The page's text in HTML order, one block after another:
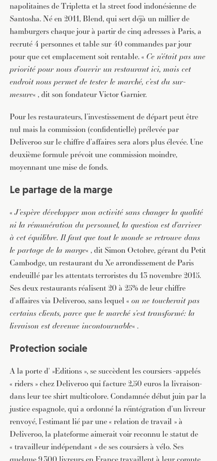
napolitaines de Tripletta et la street food indonésienne de
Santosha. Né en 2011, Blend, qui sert déjà un millier de
hamburgers chaque jour à partir de cinq adresses à Paris, a
recruté 4 personnes et table sur 40 commandes par jour
pour que cet emplacement soit rentable. « Ce n’était pas une
priorité pour nous d’ouvrir un restaurant ici, mais cet
endroit nous permet de tester le marché, c’est du sur-
mesure« , dit son fondateur Victor Garnier.
Pour les restaurateurs, l’investissement de départ peut être
nul mais la commission (confidentielle) prélevée par
Deliveroo sur le chiffre d’affaires sera alors plus élevée. Une
deuxième formule prévoit une commission moindre,
moyennant une mise de fonds.
Le partage de la marge
«J’espère développer mon activité sans changer la qualité
ni la rémunération du personnel, la question est d’arriver
à cet équilibre. Il faut que tout le monde se retrouve dans
le partage de la marge« , dit Simon Octobre, gérant du Petit
Cambodge, un restaurant du Xe arrondissement de Paris
endeuillé par les attentats terroristes du 13 novembre 2015.
Ses deux restaurants réalisent 20 à 25% de leur chiffre
d’affaires via Deliveroo, sans lequel « on ne toucherait pas
certains clients, parce que le marché s’est transformé: la
livraison est devenue incontournable« .
Protection sociale
A la porte d' »Editions », se succèdent les coursiers -appelés
« riders » chez Deliveroo qui facture 2,50 euros la livraison-
dans leur tee shirt multicolore. Condamnée début juin par la
justice espagnole, qui a ordonné la réintégration d’un livreur
renvoyé, l’estimant lié par une « relation de travail » à
Deliveroo, la plateforme aimerait voir reconnu le statut de
« travailleur indépendant » de ses coursiers à vélo. Ses